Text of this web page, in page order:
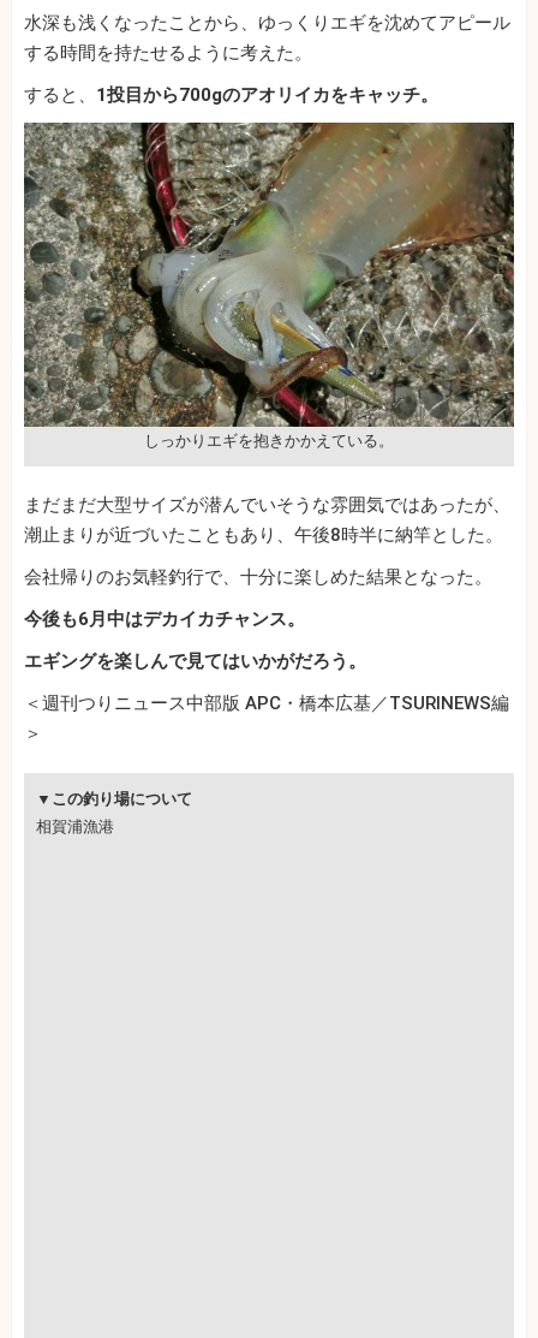
水深も浅くなったことから、ゆっくりエギを沈めてアピール
する時間を持たせるように考えた。
すると、 1投目から700gのアオリイカをキャッチ。
しっかりエギを抱きかかえている。
まだまだ大型サイズが潜んでいそうな雰囲気ではあったが、
潮止まりが近づいたこともあり、午後8時半に納竿とした。
会社帰りのお気軽釣行で、十分に楽しめた結果となった。
今後も6月中はデカイカチャンス。
エギングを楽しんで見てはいかがだろう。
＜週刊つりニュース中部版 APC・橋本広基／TSURINEWS編
＞
▼この釣り場について
相賀浦漁港